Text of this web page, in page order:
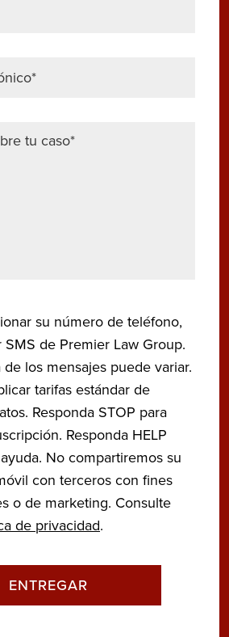
su número de teléfono,
de Premier Law Group.
los mensajes puede variar.
tarifas estándar de
Responda STOP para
Responda HELP
No compartiremos su
con terceros con fines
o de marketing. Consulte
de privacidad.